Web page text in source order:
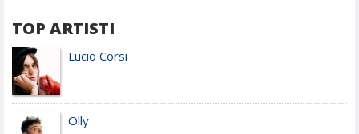
TOP ARTISTI
Lucio Corsi
Olly